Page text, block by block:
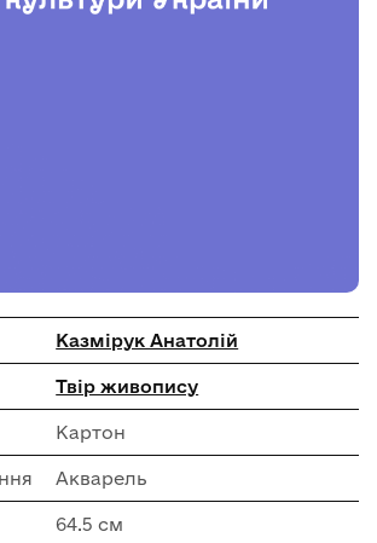
Казмірук Анатолій
Твір живопису
Картон
Акварель
64.5 см